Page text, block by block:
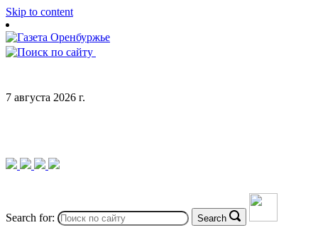
Skip to content
7 августа 2026 г.
Search for: Search